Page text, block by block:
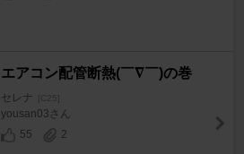
エアコン配管断熱(￣∇￣)の巻
セレナ [C25]
yousan03さん
55
2